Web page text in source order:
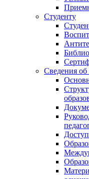
Студенту
Сведения